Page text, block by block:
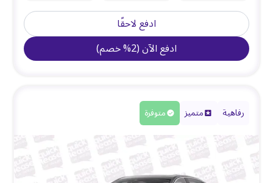
ادفع لاحقًا
ادفع الآن(
2
%خصم)
رفاهية متميز متوفرة